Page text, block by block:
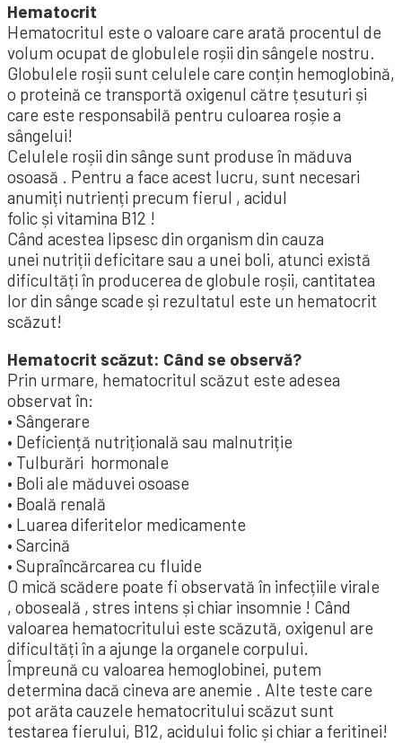
Hematocrit
Hematocritul este o valoare care arată procentul de
volum ocupat de globulele roșii din sângele nostru.
Globulele roșii sunt celulele care conțin hemoglobină,
o proteină ce transportă oxigenul către țesuturi și
care este responsabilă pentru culoarea roșie a
sângelui!
Celulele roșii din sânge sunt produse în măduva
osoasă . Pentru a face acest lucru, sunt necesari
anumiți nutrienți precum fierul , acidul
folic și vitamina B12 !
Când acestea lipsesc din organism din cauza
unei nutriții deficitare sau a unei boli, atunci există
dificultăți în producerea de globule roșii, cantitatea
lor din sânge scade și rezultatul este un hematocrit
scăzut!
Hematocrit scăzut: Când se observă?
Prin urmare, hematocritul scăzut este adesea
observat în:
• Sângerare
• Deficiență nutrițională sau malnutriție
• Tulburări hormonale
• Boli ale măduvei osoase
• Boală renală
• Luarea diferitelor medicamente
• Sarcină
• Supraîncărcarea cu fluide
O mică scădere poate fi observată în infecțiile virale
, oboseală , stres intens și chiar insomnie ! Când
valoarea hematocritului este scăzută, oxigenul are
dificultăți în a ajunge la organele corpului.
Împreună cu valoarea hemoglobinei, putem
determina dacă cineva are anemie . Alte teste care
pot arăta cauzele hematocritului scăzut sunt
testarea fierului, B12, acidului folic și chiar a feritinei!